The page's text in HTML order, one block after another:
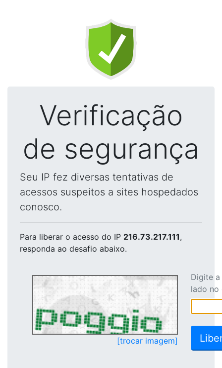
Verificação
de segurança
Seu IP fez diversas tentativas de
acessos suspeitos a sites hospedados
conosco.
Para liberar o acesso do IP 216.73.217.111,
responda ao desafio abaixo.
[trocar imagem]
Digite
lado no